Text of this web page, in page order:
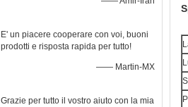
E' un piacere cooperare con voi, buoni
prodotti e risposta rapida per tutto!
—— Martin-MX
Grazie per tutto il vostro aiuto con la mia